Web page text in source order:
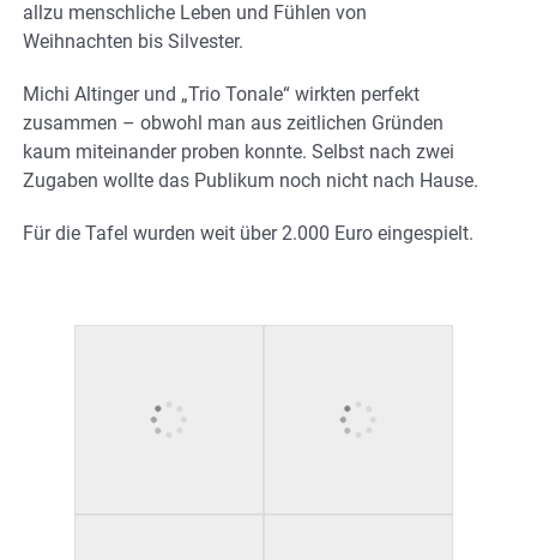
allzu menschliche Leben und Fühlen von
Weihnachten bis Silvester.
Michi Altinger und „Trio Tonale“ wirkten perfekt
zusammen – obwohl man aus zeitlichen Gründen
kaum miteinander proben konnte. Selbst nach zwei
Zugaben wollte das Publikum noch nicht nach Hause.
Für die Tafel wurden weit über 2.000 Euro eingespielt.